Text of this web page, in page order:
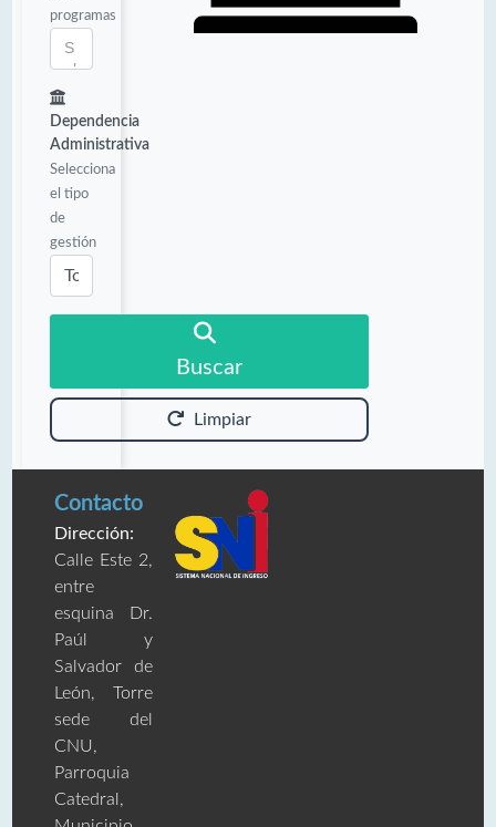
programas
Dependencia
Administrativa
Selecciona
el tipo
de
gestión
Buscar
Limpiar
Contacto
Dirección:
Calle Este 2,
entre
esquina Dr.
Paúl y
Salvador de
León, Torre
sede del
CNU,
Parroquia
Catedral,